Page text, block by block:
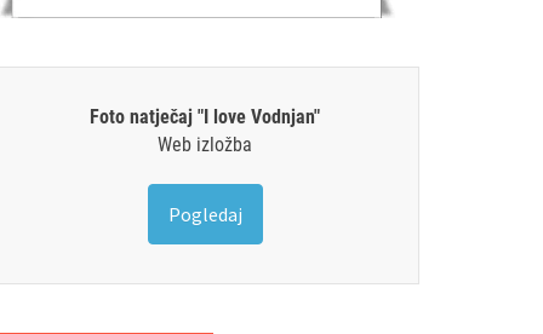
Foto natječaj "I love Vodnjan"
Web izložba
Pogledaj